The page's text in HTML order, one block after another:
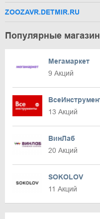
ZOOZAVR.DETMIR.RU
Популярные
Мегамаркет
9 Акций
13 Акций
ВинЛаб
20 Акций
SOKOLOV
11 Акций